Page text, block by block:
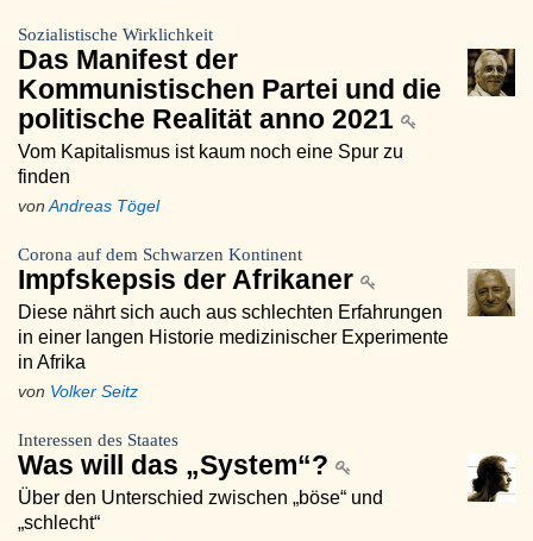
Sozialistische Wirklichkeit
Das Manifest der
Kommunistischen Partei und die
politische Realität anno 2021
Vom Kapitalismus ist kaum noch eine Spur zu
finden
von Andreas Tögel
Corona auf dem Schwarzen Kontinent
Impfskepsis der Afrikaner
Diese nährt sich auch aus schlechten Erfahrungen
in einer langen Historie medizinischer Experimente
in Afrika
von Volker Seitz
Interessen des Staates
Was will das „System“?
Über den Unterschied zwischen „böse“ und
„schlecht“